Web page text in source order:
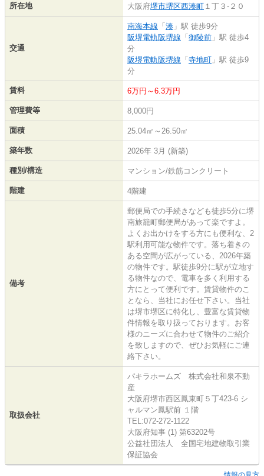
所在地 大阪府堺市堺区西湊町 １丁３-２０
交通
南海本線 「 湊 」駅 徒歩9分
阪堺電軌阪堺線 「 御陵前 」駅 徒歩4
分
阪堺電軌阪堺線 「 寺地町 」駅 徒歩9
分
賃料 6万円～6.3万円
管理費等 8,000円
面積 25.04㎡～26.50㎡
築年数 2026年 3月 (新築)
種別/構造 マンション/鉄筋コンクリート
階建 4階建
備考
郵便局での手続きなども徒歩5分に堺
南旅籠町郵便局があって楽ですよ。
よくお出かけをする方にも便利な、2
駅利用可能な物件です。落ち着きの
ある空間が広がっている、2026年築
の物件です。駅徒歩9分に駅が立地す
る物件なので、電車を多く利用する
方にとって便利です。賃貸物件のこ
となら、当社にお任せ下さい。当社
は堺市堺区に特化し、豊富な賃貸物
件情報を取り扱っております。お客
様のニーズに合わせて物件のご紹介
を致しますので、ぜひお気軽にご連
絡下さい。
取扱会社
パキラホームズ 株式会社和泉不動
産
大阪府堺市西区鳳東町５丁423-6 シ
ャルマン鳳駅前 １階
TEL:072-272-1122
大阪府知事 (1) 第63202号
公益社団法人 全国宅地建物取引業
保証協会